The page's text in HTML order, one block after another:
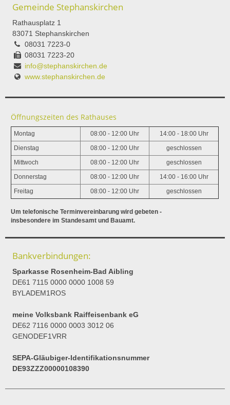
Gemeinde Stephanskirchen
Rathausplatz 1
83071 Stephanskirchen
08031 7223-0
08031 7223-20
info@stephanskirchen.de
www.stephanskirchen.de
Öffnungszeiten des Rathauses
Montag 08:00 - 12:00 Uhr 14:00 - 18:00 Uhr
Dienstag 08:00 - 12:00 Uhr geschlossen
Mittwoch 08:00 - 12:00 Uhr geschlossen
Donnerstag 08:00 - 12:00 Uhr 14:00 - 16:00 Uhr
Freitag 08:00 - 12:00 Uhr geschlossen
Um telefonische Terminvereinbarung wird gebeten -
insbesondere im Standesamt und Bauamt.
Bankverbindungen:
Sparkasse Rosenheim-Bad Aibling
DE61 7115 0000 0000 1008 59
BYLADEM1ROS
meine Volksbank Raiffeisenbank eG
DE62 7116 0000 0003 3012 06
GENODEF1VRR
SEPA-Gläubiger-Identifikationsnummer
DE93ZZZ00000108390